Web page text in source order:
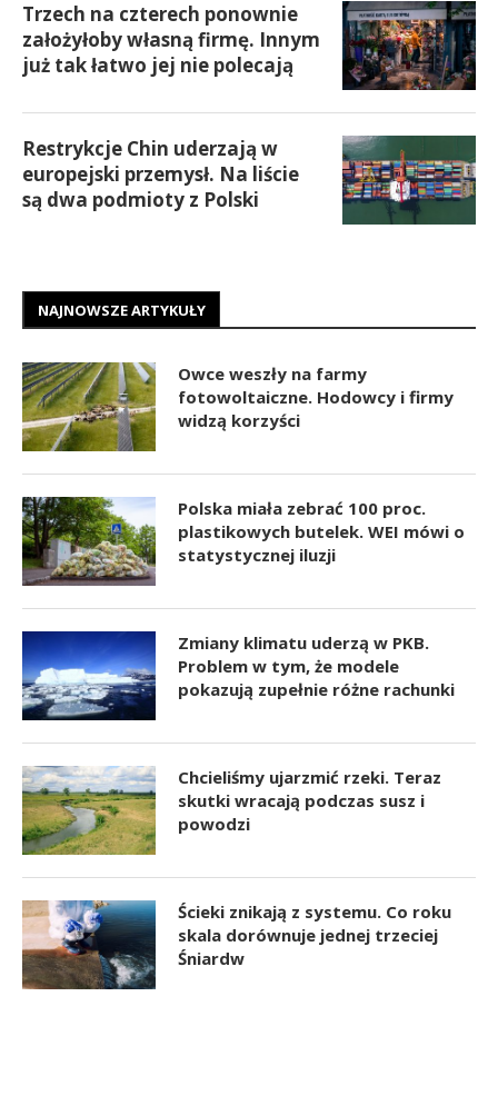
Trzech na czterech ponownie
założyłoby własną firmę. Innym
już tak łatwo jej nie polecają
Restrykcje Chin uderzają w
europejski przemysł. Na liście
są dwa podmioty z Polski
NAJNOWSZE ARTYKUŁY
Owce weszły na farmy
fotowoltaiczne. Hodowcy i firmy
widzą korzyści
Polska miała zebrać 100 proc.
plastikowych butelek. WEI mówi o
statystycznej iluzji
Zmiany klimatu uderzą w PKB.
Problem w tym, że modele
pokazują zupełnie różne rachunki
Chcieliśmy ujarzmić rzeki. Teraz
skutki wracają podczas susz i
powodzi
Ścieki znikają z systemu. Co roku
skala dorównuje jednej trzeciej
Śniardw